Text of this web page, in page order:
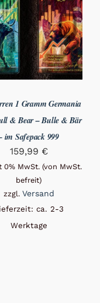
1 Gramm Germania
& Bear – Bulle & Bär
im Safepack 999
159,99 €
0% MwSt. (von MwSt.
befreit)
zzgl. Versand
ca. 2-3
Werktage